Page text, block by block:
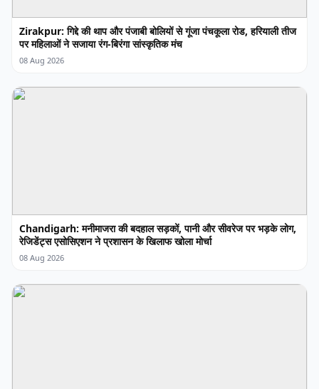
Zirakpur: गिद्दे की थाप और पंजाबी बोलियों से गूंजा पंचकूला रोड, हरियाली तीज
पर महिलाओं ने सजाया रंग-बिरंगा सांस्कृतिक मंच
08 Aug 2026
Chandigarh: मनीमाजरा की बदहाल सड़कों, पानी और सीवरेज पर भड़के लोग,
रेजिडेंट्स एसोसिएशन ने प्रशासन के खिलाफ खोला मोर्चा
08 Aug 2026